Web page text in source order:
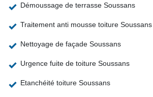
Démoussage de terrasse Soussans
Traitement anti mousse toiture Soussans
Nettoyage de façade Soussans
Urgence fuite de toiture Soussans
Etanchéité toiture Soussans